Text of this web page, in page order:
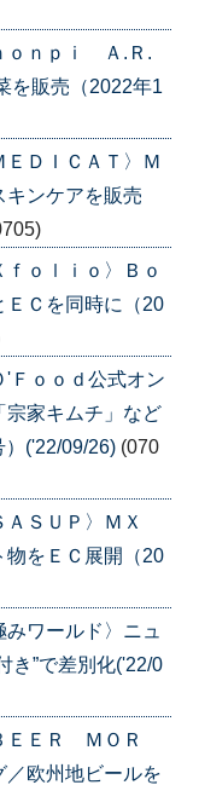
ｏｎｐｉ Ａ.Ｒ.
を販売（2022年1
ＤＩＣＡＴ〉Ｍ
キンケアを販売
ｏｌｉｏ〉Ｂｏ
ＥＣを同時に（20
ｏｏｄ公式オン
宗家キムチ」など
('22/09/26) (070
ＳＵＰ〉ＭＸ
をＥＣ展開（20
ワールド〉ニュ
き”で差別化('22/0
ＥＥＲ ＭＯＲ
／欧州地ビールを